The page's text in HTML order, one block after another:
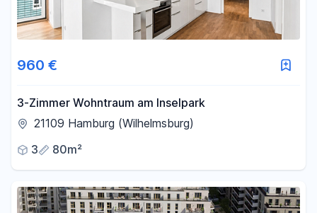
960 €
3-Zimmer Wohntraum am Inselpark
21109 Hamburg (Wilhelmsburg)
3
80m²